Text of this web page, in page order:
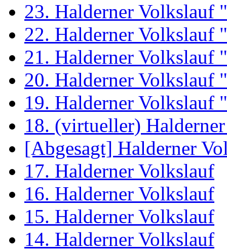
23. Halderner Volkslauf
22. Halderner Volkslauf
21. Halderner Volkslauf
20. Halderner Volkslauf
19. Halderner Volkslauf
18. (virtueller)
[Abgesagt] Halderner
17. Halderner Volkslauf
16. Halderner Volkslauf
15. Halderner Volkslauf
14. Halderner Volkslauf